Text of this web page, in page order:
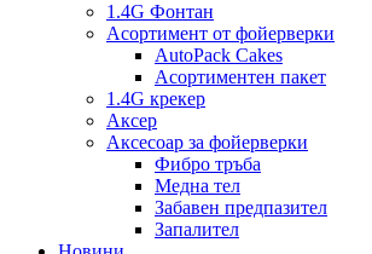
1.4G Фонтан
Асортимент от фойерверки
AutoPack Cakes
Асортиментен пакет
1.4G крекер
Аксер
Аксесоар за фойерверки
Фибро тръба
Медна тел
Забавен предпазител
Запалител